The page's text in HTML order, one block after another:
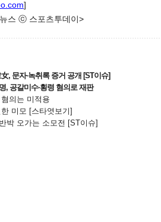
]
스 ⓒ 스포츠투데이>
, 문자·녹취록 증거 공개 [ST이슈]
, 공갈미수·횡령 혐의로 재판
의는 미적용
미모 [스타엿보기]
박 오가는 소모전 [ST이슈]